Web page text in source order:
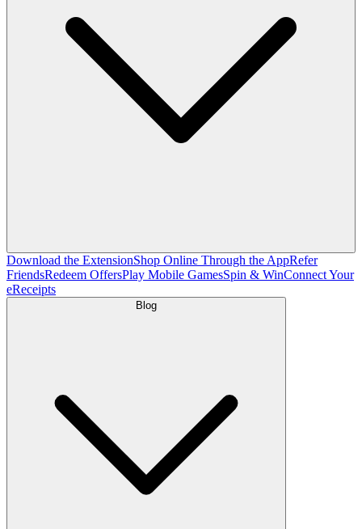
Download the ExtensionShop Online Through the AppRefer
FriendsRedeem OffersPlay Mobile GamesSpin & WinConnect Your
eReceipts
Blog